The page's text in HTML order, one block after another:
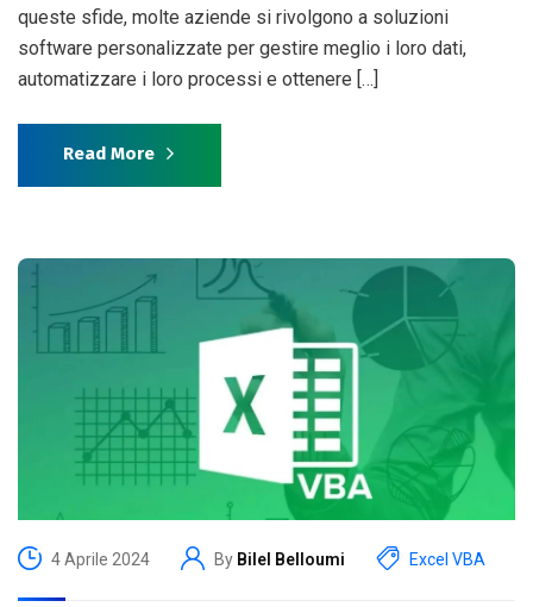
queste sfide, molte aziende si rivolgono a soluzioni
software personalizzate per gestire meglio i loro dati,
automatizzare i loro processi e ottenere […]
Read More
4 Aprile 2024 By Bilel Belloumi Excel VBA